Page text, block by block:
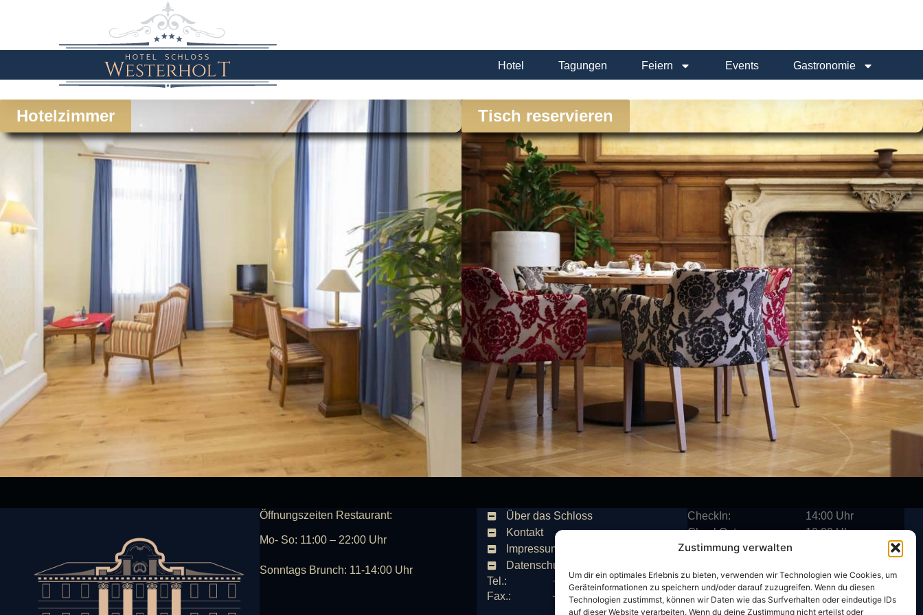
Zustimmung verwalten
Um dir ein optimales Erlebnis zu bieten, verwenden wir Technologien wie Cookies, um
Geräteinformationen zu speichern und/oder darauf zuzugreifen. Wenn du diesen
Technologien zustimmst, können wir Daten wie das Surfverhalten oder eindeutige IDs
auf dieser Website verarbeiten. Wenn du deine Zustimmung nicht erteilst oder
Hotel Tagungen Feiern Events Gastronomie
Hotelzimmer Tisch reservieren
Öffnungszeiten Restaurant:
Mo- So: 11:00 – 22:00 Uhr
Sonntags Brunch: 11-14:00 Uhr
Über das Schloss
Kontakt
Impressum
Datenschutz
Tel.:
+49 (0)209 / 148 940
Fax.:
+49 (0)209 / 148 444
CheckIn:
14:00 Uhr
CheckOut:
10:00 Uhr
Mo- Sa: 06:30 – 10:00 Uhr